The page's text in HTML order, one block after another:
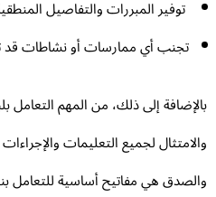
توفير المبررات والتفاصيل المنطقية
تجنب أي ممارسات أو نشاطات قد
إلى ذلك، من المهم التعامل
لجميع التعليمات والإجراءات
هي مفاتيح أساسية للتعامل